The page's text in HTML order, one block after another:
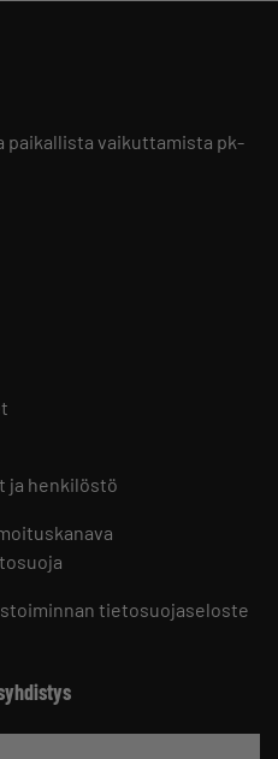
paikallista vaikuttamista pk-
ja henkilöstö
tietosuojaseloste